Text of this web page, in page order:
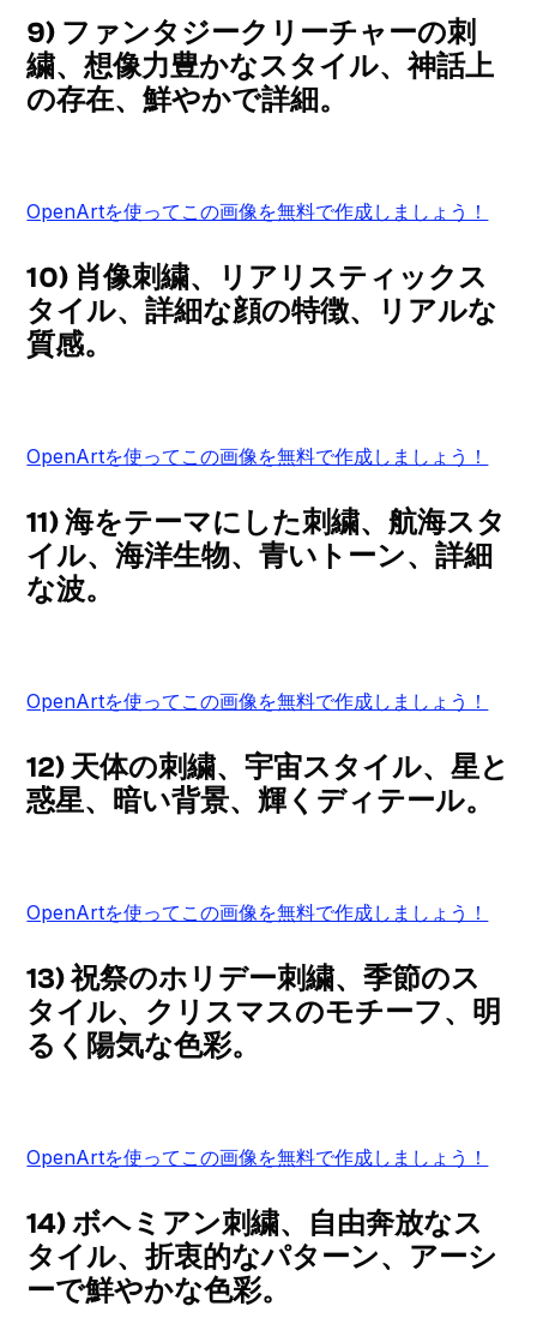
9) ファンタジークリーチャーの刺
繍、想像力豊かなスタイル、神話上
の存在、鮮やかで詳細。
OpenArtを使ってこの画像を無料で作成しましょう！
10) 肖像刺繍、リアリスティックス
タイル、詳細な顔の特徴、リアルな
質感。
OpenArtを使ってこの画像を無料で作成しましょう！
11) 海をテーマにした刺繍、航海スタ
イル、海洋生物、青いトーン、詳細
な波。
OpenArtを使ってこの画像を無料で作成しましょう！
12) 天体の刺繍、宇宙スタイル、星と
惑星、暗い背景、輝くディテール。
OpenArtを使ってこの画像を無料で作成しましょう！
13) 祝祭のホリデー刺繍、季節のス
タイル、クリスマスのモチーフ、明
るく陽気な色彩。
OpenArtを使ってこの画像を無料で作成しましょう！
14) ボヘミアン刺繍、自由奔放なス
タイル、折衷的なパターン、アーシ
ーで鮮やかな色彩。